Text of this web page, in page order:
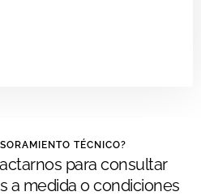
TÉCNICO?
para consultar
a medida o condiciones